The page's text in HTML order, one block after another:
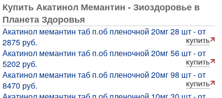
Купить Акатинол Мемантин - Зиоздоровье в
Планета Здоровья
Акатинол мемантин таб п.об пленочной 20мг 28 шт - от
2875 руб.
Акатинол мемантин таб п.об пленочной 20мг 56 шт - от
5202 руб.
Акатинол мемантин таб п.об пленочной 20мг 98 шт - от
8470 руб.